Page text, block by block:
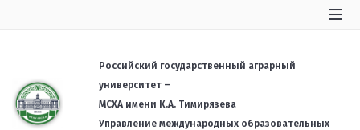
Российский государственный аграрный
университет –
МСХА имени К.А. Тимирязева
Управление международных образовательных